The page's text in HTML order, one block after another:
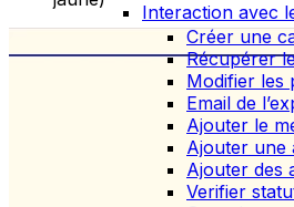
Interaction avec
Créer une
Récupérer
Modifier les
Email de
Ajouter le
Ajouter une
Ajouter des
Verifier